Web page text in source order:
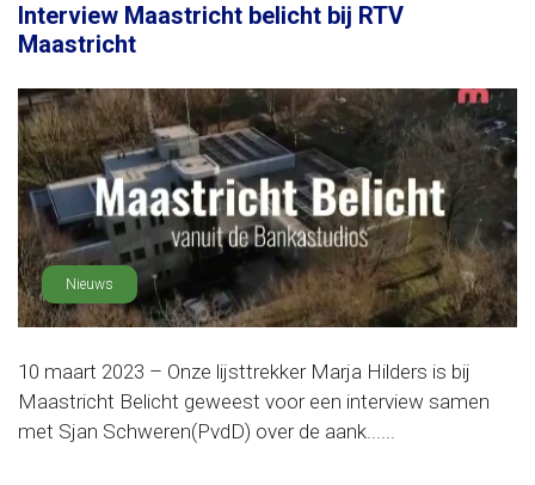
Interview Maastricht belicht bij RTV
Maastricht
Nieuws
10 maart 2023 – Onze lijsttrekker Marja Hilders is bij
Maastricht Belicht geweest voor een interview samen
met Sjan Schweren(PvdD) over de aank......